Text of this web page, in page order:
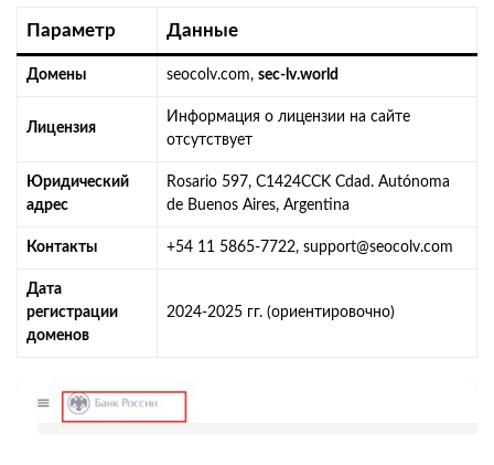
Параметр Данные
Домены seocolv.com, sec-lv.world
Лицензия
Информация о лицензии на сайте
отсутствует
Юридический
адрес
Rosario 597, C1424CCK Cdad. Autónoma
de Buenos Aires, Argentina
Контакты +54 11 5865-7722, support@seocolv.com
Дата
регистрации
доменов
2024-2025 гг. (ориентировочно)